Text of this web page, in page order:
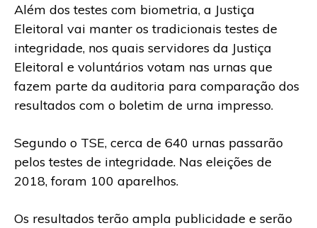
Além dos testes com biometria, a Justiça
Eleitoral vai manter os tradicionais testes de
integridade, nos quais servidores da Justiça
Eleitoral e voluntários votam nas urnas que
fazem parte da auditoria para comparação dos
resultados com o boletim de urna impresso.
Segundo o TSE, cerca de 640 urnas passarão
pelos testes de integridade. Nas eleições de
2018, foram 100 aparelhos.
Os resultados terão ampla publicidade e serão